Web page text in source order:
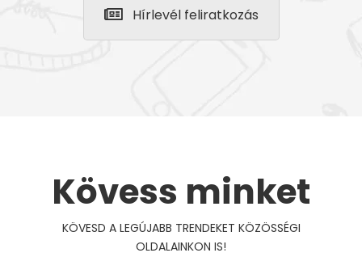
Hírlevél feliratkozás
Kövess minket
KÖVESD A LEGÚJABB TRENDEKET KÖZÖSSÉGI
OLDALAINKON IS!